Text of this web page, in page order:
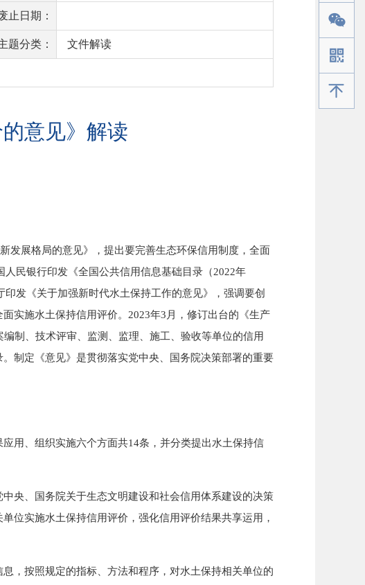
止日期：
题分类： 文件解读
意见》解读
展格局的意见》，提出要完善生态环保信用制度，全面
民银行印发《全国公共信用信息基础目录（2022年
发《关于加强新时代水土保持工作的意见》，强调要创
实施水土保持信用评价。2023年3月，修订出台的《生产
制、技术评审、监测、监理、施工、验收等单位的信用
制定《意见》是贯彻落实党中央、国务院决策部署的重要
用、组织实施六个方面共14条，并分类提出水土保持信
央、国务院关于生态文明建设和社会信用体系建设的决策
位实施水土保持信用评价，强化信用评价结果共享运用，
按照规定的指标、方法和程序，对水土保持相关单位的
手机版